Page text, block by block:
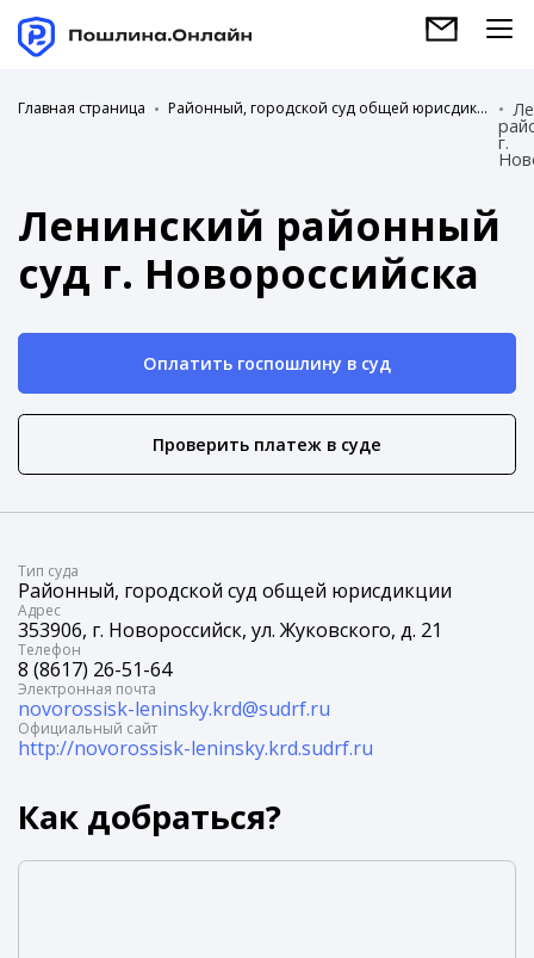
Главная страница Районный, городской суд общей юрисдикции
г.
Ленинский районный
суд г. Новороссийска
Оплатить госпошлину в суд
Проверить платеж в суде
Tип суда
Районный, городской суд общей юрисдикции
Адрес
353906, г. Новороссийск, ул. Жуковского, д. 21
Телефон
8 (8617) 26-51-64
Электронная почта
novorossisk-leninsky.krd@sudrf.ru
Официальный сайт
http://novorossisk-leninsky.krd.sudrf.ru
Как добраться?